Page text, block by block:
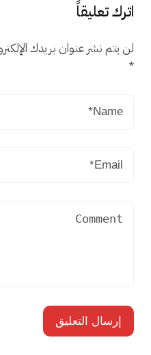
اترك تعليقاً
لن يتم نشر عنوان بريدك
*